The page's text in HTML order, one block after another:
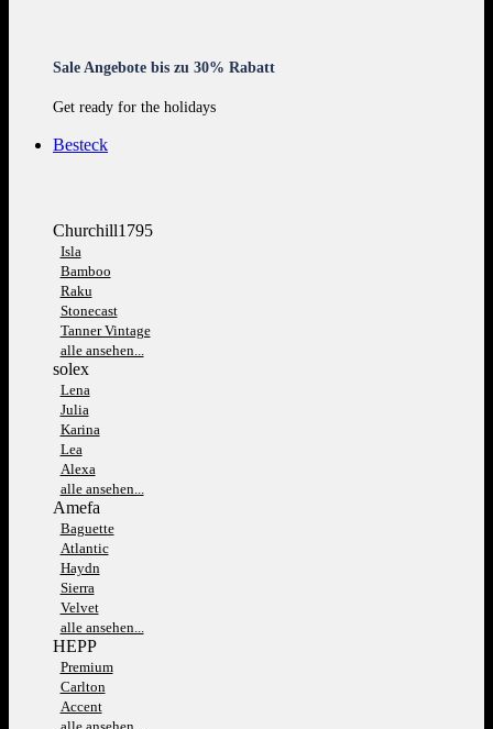
Sale Angebote bis zu 30% Rabatt
Get ready for the holidays
Besteck
Churchill1795
Isla
Bamboo
Raku
Stonecast
Tanner Vintage
alle ansehen...
solex
Lena
Julia
Karina
Lea
Alexa
alle ansehen...
Amefa
Baguette
Atlantic
Haydn
Sierra
Velvet
alle ansehen...
HEPP
Premium
Carlton
Accent